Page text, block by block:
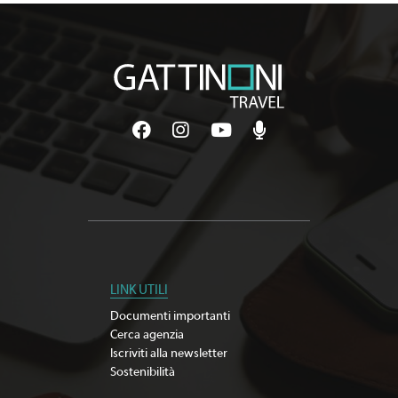
LINK UTILI
Documenti importanti
Cerca agenzia
Iscriviti alla newsletter
Sostenibilità